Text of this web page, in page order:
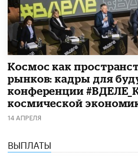
Космос как
рынков: кадры для
конференции
космической
14 АПРЕЛЯ
ВЫПЛАТЫ